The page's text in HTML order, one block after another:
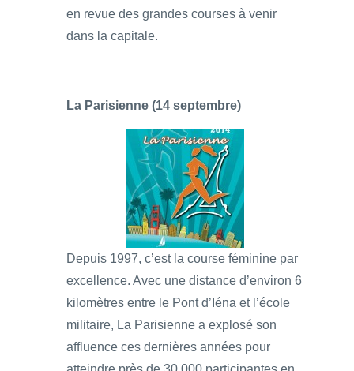
en revue des grandes courses à venir
dans la capitale.
La Parisienne (14 septembre)
Depuis 1997, c’est la course féminine par
excellence. Avec une distance d’environ 6
kilomètres entre le Pont d’Iéna et l’école
militaire, La Parisienne a explosé son
affluence ces dernières années pour